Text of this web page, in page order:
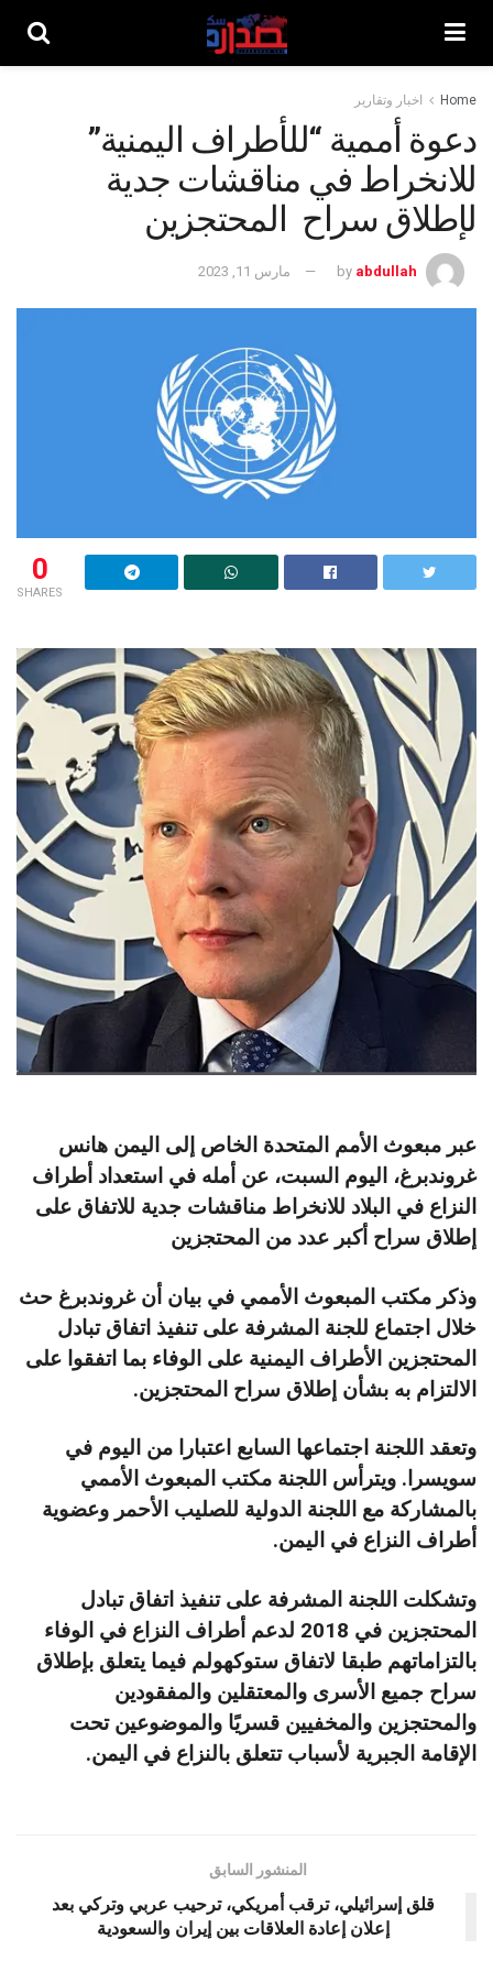
Home اخبار وتقارير
دعوة أممية “للأطراف اليمنية”
للانخراط في مناقشات جدية
لإطلاق سراح المحتجزين
by abdullah مارس 11, 2023
0
SHARES
عبر مبعوث الأمم المتحدة الخاص إلى اليمن هانس
غروندبرغ، اليوم السبت، عن أمله في استعداد أطراف
النزاع في البلاد للانخراط مناقشات جدية للاتفاق على
إطلاق سراح أكبر عدد من المحتجزين
وذكر مكتب المبعوث الأممي في بيان أن غروندبرغ حث
خلال اجتماع للجنة المشرفة على تنفيذ اتفاق تبادل
المحتجزين الأطراف اليمنية على الوفاء بما اتفقوا على
الالتزام به بشأن إطلاق سراح المحتجزين.
وتعقد اللجنة اجتماعها السابع اعتبارا من اليوم في
سويسرا. ويترأس اللجنة مكتب المبعوث الأممي
بالمشاركة مع اللجنة الدولية للصليب الأحمر وعضوية
أطراف النزاع في اليمن.
وتشكلت اللجنة المشرفة على تنفيذ اتفاق تبادل
المحتجزين في 2018 لدعم أطراف النزاع في الوفاء
بالتزاماتهم طبقا لاتفاق ستوكهولم فيما يتعلق بإطلاق
سراح جميع الأسرى والمعتقلين والمفقودين
والمحتجزين والمخفيين قسريًا والموضوعين تحت
الإقامة الجبرية لأسباب تتعلق بالنزاع في اليمن.
المنشور السابق
قلق إسرائيلي، ترقب أمريكي، ترحيب عربي وتركي بعد
إعلان إعادة العلاقات بين إيران والسعودية